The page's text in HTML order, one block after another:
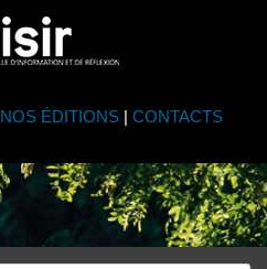
NOS ÉDITIONS| CONTACTS